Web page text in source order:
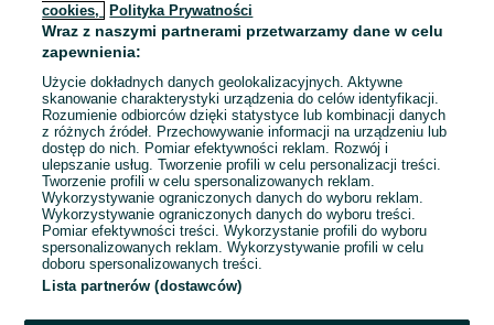
LUB
E-mail
Hasło
cookies,
Polityka Prywatności
Wraz z naszymi partnerami przetwarzamy dane w celu
zapewnienia:
Użycie dokładnych danych geolokalizacyjnych. Aktywne
skanowanie charakterystyki urządzenia do celów identyfikacji.
Rozumienie odbiorców dzięki statystyce lub kombinacji danych
z różnych źródeł. Przechowywanie informacji na urządzeniu lub
dostęp do nich. Pomiar efektywności reklam. Rozwój i
ulepszanie usług. Tworzenie profili w celu personalizacji treści.
Tworzenie profili w celu spersonalizowanych reklam.
Wykorzystywanie ograniczonych danych do wyboru reklam.
Wykorzystywanie ograniczonych danych do wyboru treści.
Pomiar efektywności treści. Wykorzystanie profili do wyboru
spersonalizowanych reklam. Wykorzystywanie profili w celu
doboru spersonalizowanych treści.
Lista partnerów (dostawców)